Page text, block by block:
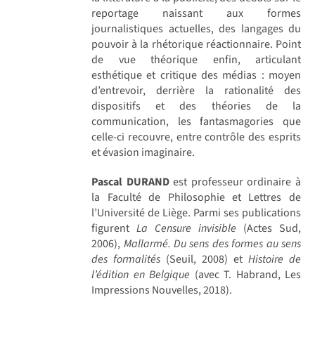
reportage naissant aux formes
journalistiques actuelles, des langages du
pouvoir à la rhétorique réactionnaire. Point
de vue théorique enfin, articulant
esthétique et critique des médias : moyen
d’entrevoir, derrière la rationalité des
dispositifs et des théories de la
communication, les fantasmagories que
celle-ci recouvre, entre contrôle des esprits
et évasion imaginaire.
Pascal DURANDest professeur ordinaire à
la Faculté de Philosophie et Lettres de
l’Université de Liège. Parmi ses publications
figurent La Censure invisible (Actes Sud,
2006), Mallarmé. Du sens des formes au sens
des formalités (Seuil, 2008) etHistoire de
l’édition en Belgique (avec T. Habrand, Les
Impressions Nouvelles, 2018).